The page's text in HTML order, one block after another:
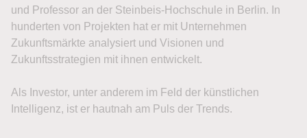
und Professor an der Steinbeis-Hochschule in Berlin. In
hunderten von Projekten hat er mit Unternehmen
Zukunftsmärkte analysiert und Visionen und
Zukunftsstrategien mit ihnen entwickelt.
Als Investor, unter anderem im Feld der künstlichen
Intelligenz, ist er hautnah am Puls der Trends.